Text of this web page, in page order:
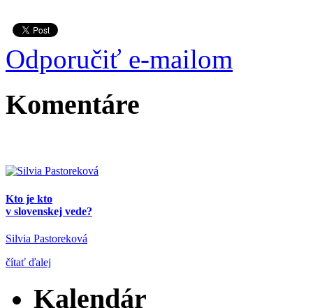
Odporučiť e-mailom
Komentáre
Kto je kto
v slovenskej vede?
Silvia Pastoreková
čítať ďalej
Kalendár